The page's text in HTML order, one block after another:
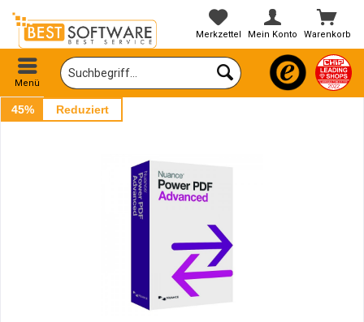
Warenkorb
Merkzettel Mein Konto
Menü
45% Reduziert